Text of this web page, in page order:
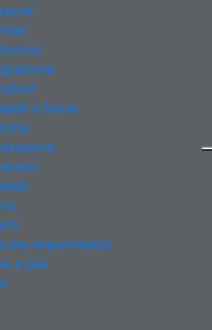
e fasce
impermeabili
e pile